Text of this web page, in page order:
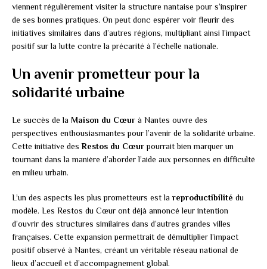
viennent régulièrement visiter la structure nantaise pour s’inspirer
de ses bonnes pratiques. On peut donc espérer voir fleurir des
initiatives similaires dans d’autres régions, multipliant ainsi l’impact
positif sur la lutte contre la précarité à l’échelle nationale.
Un avenir prometteur pour la
solidarité urbaine
Le succès de la Maison du Cœur à Nantes ouvre des
perspectives enthousiasmantes pour l’avenir de la solidarité urbaine.
Cette initiative desRestos du Cœurpourrait bien marquer un
tournant dans la manière d’aborder l’aide aux personnes en difficulté
en milieu urbain.
L’un des aspects les plus prometteurs est la reproductibilité du
modèle. Les Restos du Cœur ont déjà annoncé leur intention
d’ouvrir des structures similaires dans d’autres grandes villes
françaises. Cette expansion permettrait de démultiplier l’impact
positif observé à Nantes, créant un véritable réseau national de
lieux d’accueil et d’accompagnement global.